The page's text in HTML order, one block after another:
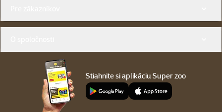
Stiahnite si aplikáciu Super zoo